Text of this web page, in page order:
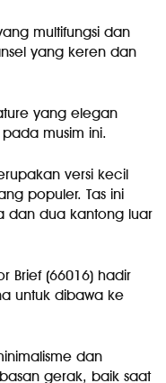
multifungsi dan
yang keren dan
yang elegan
musim ini.
versi kecil
populer. Tas ini
dan dua kantong luar
Brief (66016) hadir
untuk dibawa ke
dan
gerak, baik saat